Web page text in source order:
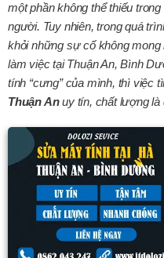
một phần không thể thiếu
người. Tuy nhiên, trong quá
khỏi những sự cố không
làm việc tại Thuận An, Bình
tính “cưng” của mình, thì việc
Thuận Anuy tín, chất lượng là